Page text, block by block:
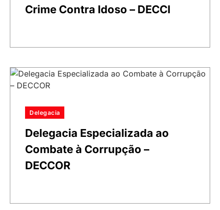
Crime Contra Idoso – DECCI
Delegacia
Delegacia Especializada ao
Combate à Corrupção –
DECCOR